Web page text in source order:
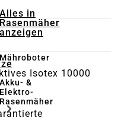
Alles in
Rasenmäher
anzeigen
Mähroboter
Akku- &
Elektro-
Rasenmäher
Isotex 10000